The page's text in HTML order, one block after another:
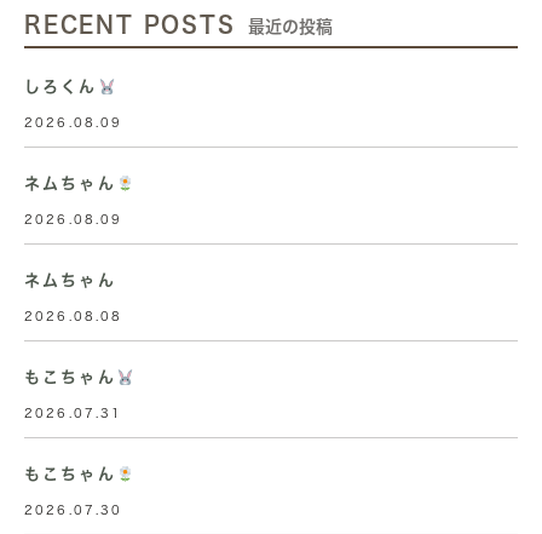
RECENT POSTS 最近の投稿
しろくん
2026.08.09
ネムちゃん
2026.08.09
ネムちゃん
2026.08.08
もこちゃん
2026.07.31
もこちゃん
2026.07.30